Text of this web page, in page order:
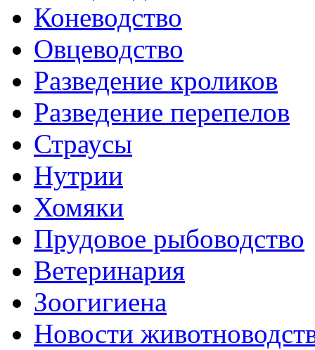
Коневодство
Овцеводство
Разведение кроликов
Разведение перепелов
Страусы
Нутрии
Хомяки
Прудовое рыбоводство
Ветеринария
Зоогигиена
Новости